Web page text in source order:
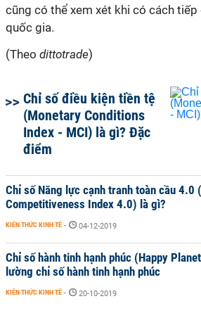
cũng có thể xem xét khi có cách
quốc gia.
(Theo dittotrade)
Chỉ số điều kiện tiền tệ
(Monetary Conditions
Index - MCI) là gì? Đặc
điểm
Chỉ số Năng lực cạnh tranh toàn cầu 4.0
Competitiveness Index 4.0) là gì?
KIẾN THỨC KINH TẾ - 04-12-2019
Chỉ số hành tinh hạnh phúc (Happy
lường chỉ số hành tinh hạnh phúc
KIẾN THỨC KINH TẾ - 20-10-2019